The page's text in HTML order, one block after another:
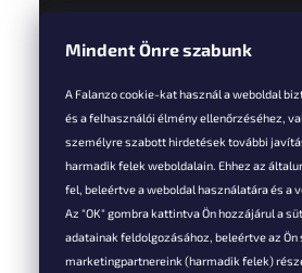
Mindent Önre szabunk
A Falanzo cookie-kat használ a weboldal
és a felhasználói élmény ellenőrzéséhez,
személyre szabott hirdetések további
harmadik felek weboldalain. Ehhez az
fel, beleértve a weboldal használatára és a
Az "OK" gombra kattintva Ön hozzájárul a
adatainak feldolgozásához, beleértve az
marketingpartnereink (harmadik felek)
Vevőknek
Hűségkedvezmények
Szállítás és fizetés